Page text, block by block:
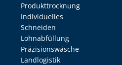
Produkttrocknung
Individuelles
Schneiden
Lohnabfüllung
Präzisionswäsche
Landlogistik